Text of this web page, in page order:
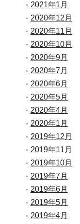
2021年1月
2020年12月
2020年11月
2020年10月
2020年9月
2020年7月
2020年6月
2020年5月
2020年4月
2020年1月
2019年12月
2019年11月
2019年10月
2019年7月
2019年6月
2019年5月
2019年4月